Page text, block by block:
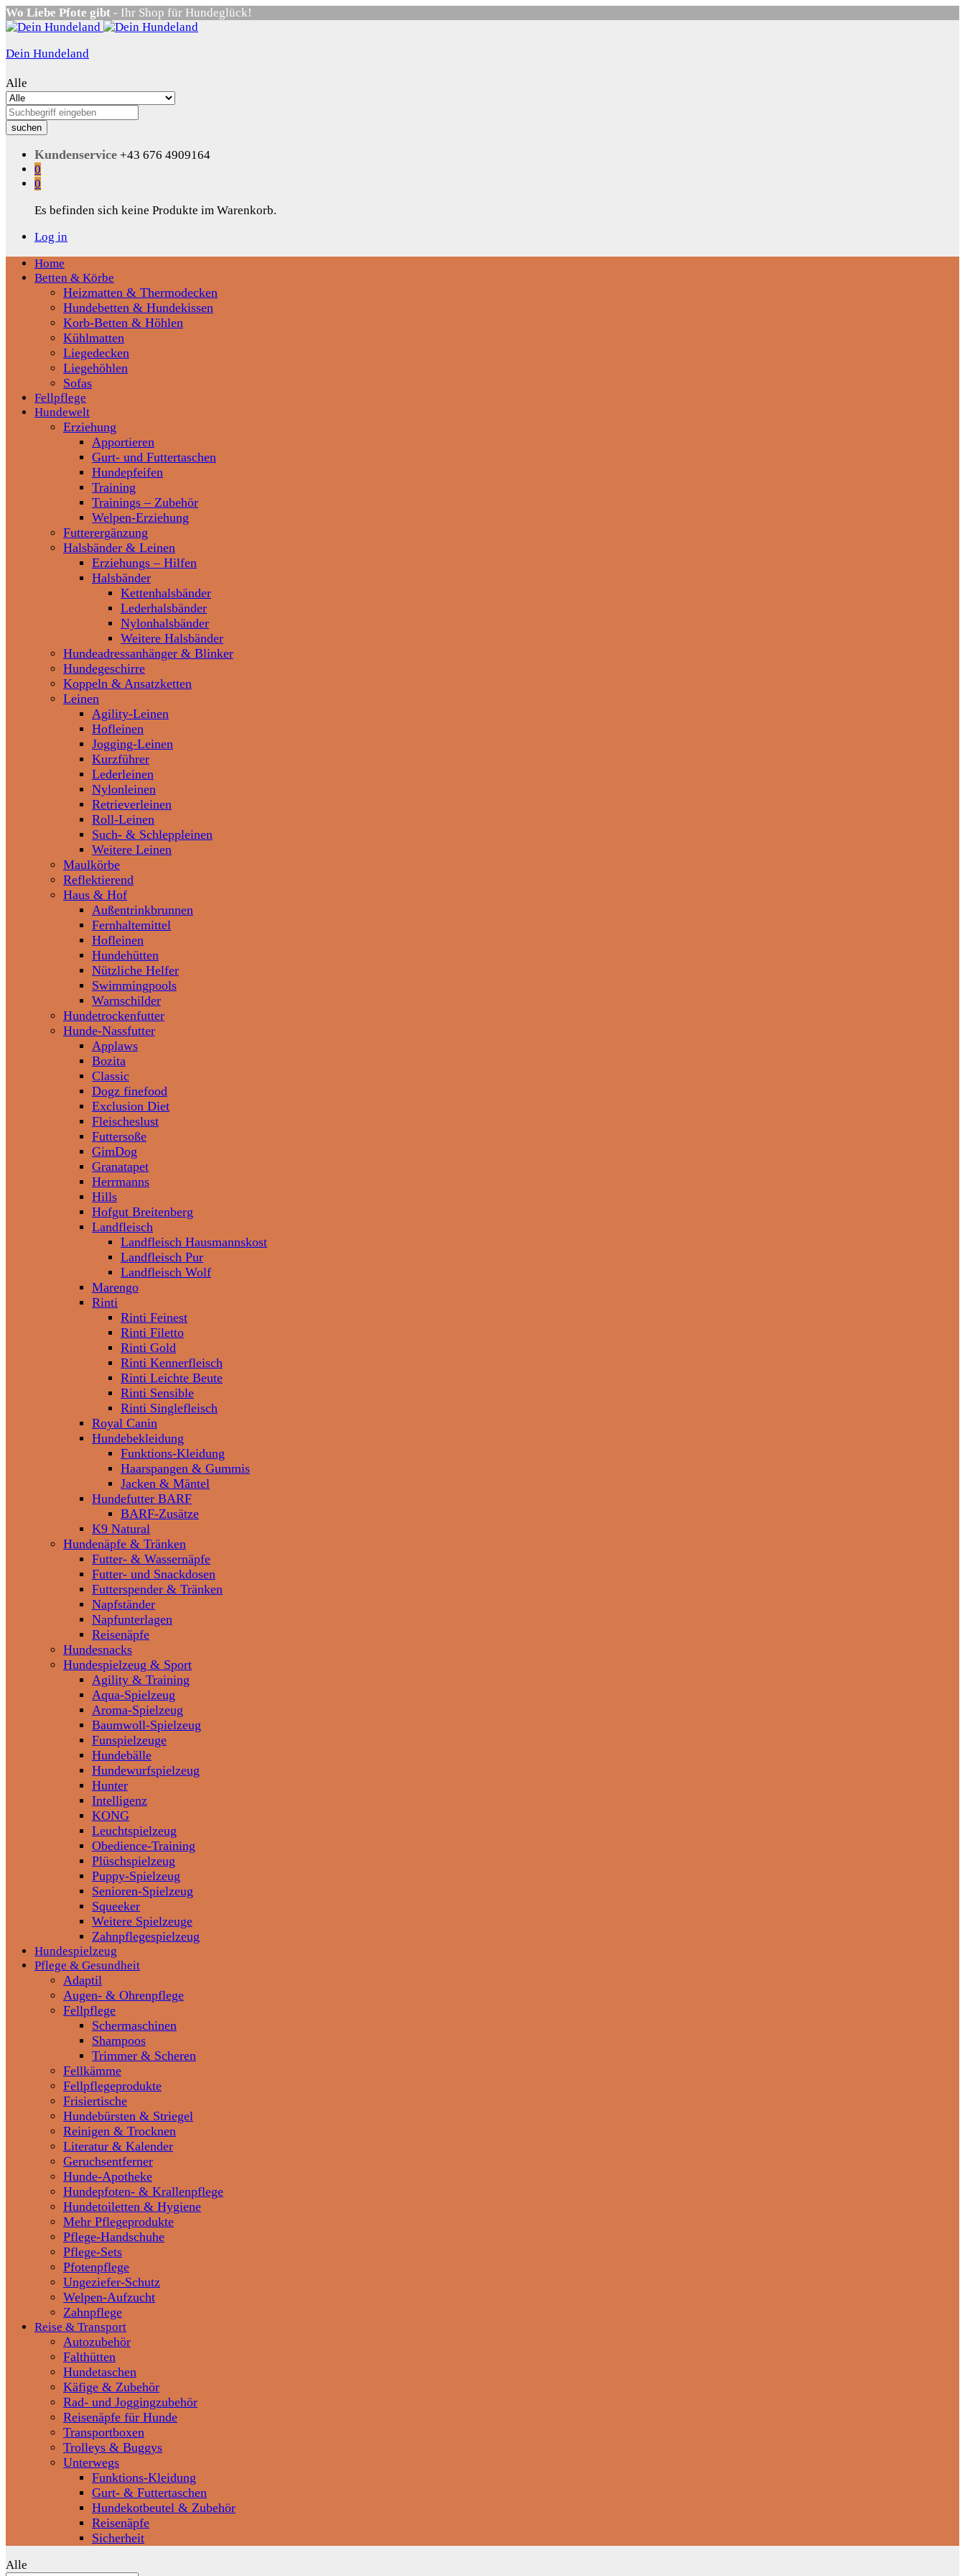
Wo Liebe Pfote gibt - Ihr Shop für Hundeglück!
Dein Hundeland
Alle
suchen
Kundenservice +43 676 4909164
0
0
Es befinden sich keine Produkte im Warenkorb.
Log in
Home
Betten & Körbe
Heizmatten & Thermodecken
Hundebetten & Hundekissen
Korb-Betten & Höhlen
Kühlmatten
Liegedecken
Liegehöhlen
Sofas
Fellpflege
Hundewelt
Erziehung
Apportieren
Gurt- und Futtertaschen
Hundepfeifen
Training
Trainings – Zubehör
Welpen-Erziehung
Futterergänzung
Halsbänder & Leinen
Erziehungs – Hilfen
Halsbänder
Kettenhalsbänder
Lederhalsbänder
Nylonhalsbänder
Weitere Halsbänder
Hundeadressanhänger & Blinker
Hundegeschirre
Koppeln & Ansatzketten
Leinen
Agility-Leinen
Hofleinen
Jogging-Leinen
Kurzführer
Lederleinen
Nylonleinen
Retrieverleinen
Roll-Leinen
Such- & Schleppleinen
Weitere Leinen
Maulkörbe
Reflektierend
Haus & Hof
Außentrinkbrunnen
Fernhaltemittel
Hofleinen
Hundehütten
Nützliche Helfer
Swimmingpools
Warnschilder
Hundetrockenfutter
Hunde-Nassfutter
Applaws
Bozita
Classic
Dogz finefood
Exclusion Diet
Fleischeslust
Futtersoße
GimDog
Granatapet
Herrmanns
Hills
Hofgut Breitenberg
Landfleisch
Landfleisch Hausmannskost
Landfleisch Pur
Landfleisch Wolf
Marengo
Rinti
Rinti Feinest
Rinti Filetto
Rinti Gold
Rinti Kennerfleisch
Rinti Leichte Beute
Rinti Sensible
Rinti Singlefleisch
Royal Canin
Hundebekleidung
Funktions-Kleidung
Haarspangen & Gummis
Jacken & Mäntel
Hundefutter BARF
BARF-Zusätze
K9 Natural
Hundenäpfe & Tränken
Futter- & Wassernäpfe
Futter- und Snackdosen
Futterspender & Tränken
Napfständer
Napfunterlagen
Reisenäpfe
Hundesnacks
Hundespielzeug & Sport
Agility & Training
Aqua-Spielzeug
Aroma-Spielzeug
Baumwoll-Spielzeug
Funspielzeuge
Hundebälle
Hundewurfspielzeug
Hunter
Intelligenz
KONG
Leuchtspielzeug
Obedience-Training
Plüschspielzeug
Puppy-Spielzeug
Senioren-Spielzeug
Squeeker
Weitere Spielzeuge
Zahnpflegespielzeug
Hundespielzeug
Pflege & Gesundheit
Adaptil
Augen- & Ohrenpflege
Fellpflege
Schermaschinen
Shampoos
Trimmer & Scheren
Fellkämme
Fellpflegeprodukte
Frisiertische
Hundebürsten & Striegel
Reinigen & Trocknen
Literatur & Kalender
Geruchsentferner
Hunde-Apotheke
Hundepfoten- & Krallenpflege
Hundetoiletten & Hygiene
Mehr Pflegeprodukte
Pflege-Handschuhe
Pflege-Sets
Pfotenpflege
Ungeziefer-Schutz
Welpen-Aufzucht
Zahnpflege
Reise & Transport
Autozubehör
Falthütten
Hundetaschen
Käfige & Zubehör
Rad- und Joggingzubehör
Reisenäpfe für Hunde
Transportboxen
Trolleys & Buggys
Unterwegs
Funktions-Kleidung
Gurt- & Futtertaschen
Hundekotbeutel & Zubehör
Reisenäpfe
Sicherheit
Alle